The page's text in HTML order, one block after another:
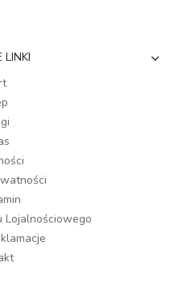
LINKI
Lojalnościowego